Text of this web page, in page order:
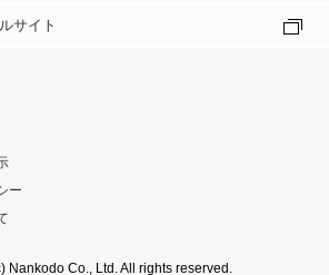
サイト
ー
Nankodo Co., Ltd. All rights reserved.